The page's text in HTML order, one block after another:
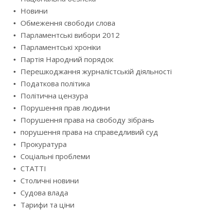
Новини
Обмеження свободи слова
Парламентські вибори 2012
Парламентські хроніки
Партія Народний порядок
Перешкоджання журналістській діяльності
Податкова політика
Політична цензура
Порушення прав людини
Порушення права на свободу зібрань
порушення права на справедливий суд
Прокуратура
Соціальні проблеми
СТАТТІ
Столичні новини
Судова влада
Тарифи та ціни